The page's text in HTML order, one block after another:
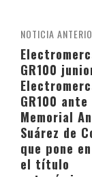
NOTICIA
GR100
GR100 ante
Memorial
Suárez de
que pone
el título